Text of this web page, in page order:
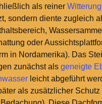
als reiner
sondern diente zugleich
oder
in Nordamerika). Das
zunächst als geneigte
leicht abgeführt
als zusätzlicher Schutz